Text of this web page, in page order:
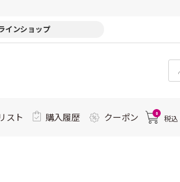
インショップ
スト 購入履歴 クーポン 0
税込